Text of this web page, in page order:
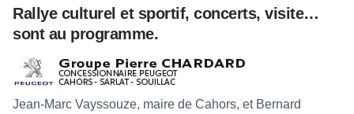
Rallye culturel et sportif, concerts, visite…
sont au programme.
Jean-Marc Vayssouze, maire de Cahors, et Bernard